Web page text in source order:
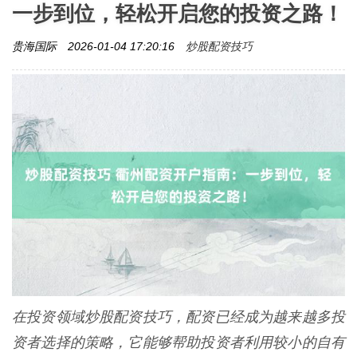
一步到位，轻松开启您的投资之路！
贵海国际 2026-01-04 17:20:16 炒股配资技巧
在投资领域炒股配资技巧，配资已经成为越来越多投
资者选择的策略，它能够帮助投资者利用较小的自有